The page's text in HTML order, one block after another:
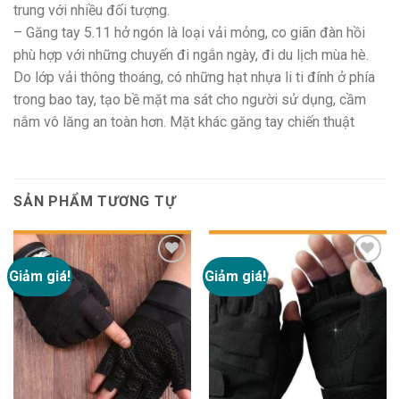
trung với nhiều đối tượng.
– Găng tay 5.11 hở ngón là loại vải mỏng, co giãn đàn hồi
phù hợp với những chuyến đi ngắn ngày, đi du lịch mùa hè.
Do lớp vải thông thoáng, có những hạt nhựa li ti đính ở phía
trong bao tay, tạo bề mặt ma sát cho người sử dụng, cầm
nắm vô lăng an toàn hơn. Mặt khác găng tay chiến thuật
SẢN PHẨM TƯƠNG TỰ
Giảm giá!
Add to
wishlist
Giảm giá!
Add to
wishlist